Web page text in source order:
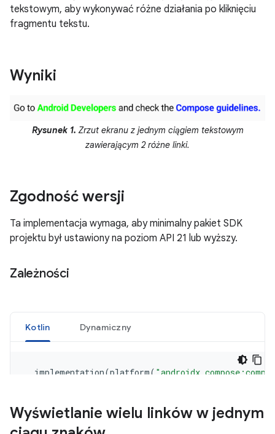
tekstowym, aby wykonywać różne działania po kliknięciu
fragmentu tekstu.
Wyniki
Rysunek 1. Zrzut ekranu z jednym ciągiem tekstowym
zawierającym 2 różne linki.
Zgodność wersji
Ta implementacja wymaga, aby minimalny pakiet SDK
projektu był ustawiony na poziom API 21 lub wyższy.
Zależności
Wyświetlanie wielu linków w jednym